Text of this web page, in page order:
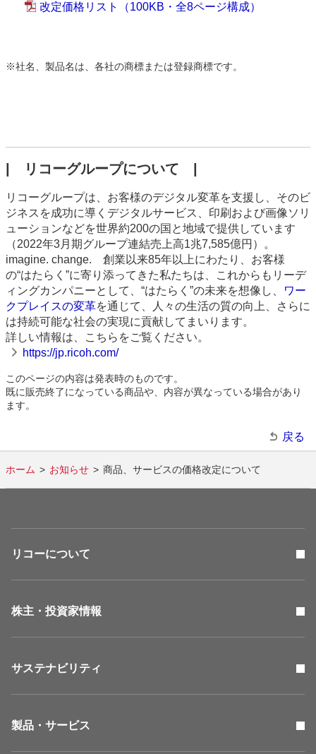
改定価格リスト（100KB・全8ページ構成）
※社名、製品名は、各社の商標または登録商標です。
| リコーグループについて |
リコーグループは、お客様のデジタル変革を支援し、そのビ
ジネスを成功に導くデジタルサービス、印刷および画像ソリ
ューションなどを世界約200の国と地域で提供しています
（2022年3月期グループ連結売上高1兆7,585億円）。
imagine. change. 創業以来85年以上にわたり、お客様
の“はたらく”に寄り添ってきた私たちは、これからもリーデ
ィングカンパニーとして、“はたらく”の未来を想像し、
ワー
クプレイスの変革を通じて、人々の生活の質の向上、さらに
は持続可能な社会の実現に貢献してまいります。
詳しい情報は、こちらをご覧ください。
https://jp.ricoh.com/
このページの内容は発表時のものです。
既に販売終了になっている商品や、内容が異なっている場合があり
ます。
戻る
ホーム お知らせ 商品、サービスの価格改定について
リコーについて
株主・投資家情報
サステナビリティ
製品・サービス